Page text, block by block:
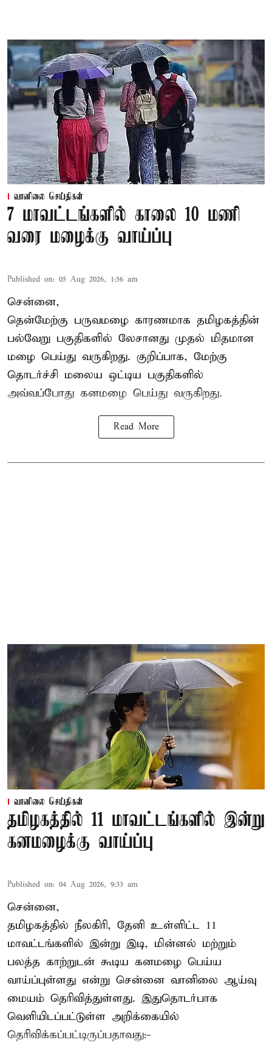
வானிலை செய்திகள்
7 மாவட்டங்களில் காலை 10 மணி
வரை மழைக்கு வாய்ப்பு
Published on: 05 Aug 2026, 1:56 am
சென்னை,
தென்மேற்கு பருவமழை காரணமாக தமிழகத்தின்
பல்வேறு பகுதிகளில் லேசானது முதல் மிதமான
மழை பெய்து வருகிறது. குறிப்பாக, மேற்கு
தொடர்ச்சி மலைய ஒட்டிய பகுதிகளில்
அவ்வப்போது கனமழை பெய்து வருகிறது.
Read More
வானிலை செய்திகள்
தமிழகத்தில் 11 மாவட்டங்களில் இன்று
கனமழைக்கு வாய்ப்பு
Published on: 04 Aug 2026, 9:33 am
சென்னை,
தமிழகத்தில் நீலகிரி, தேனி உள்ளிட்ட 11
மாவட்டங்களில் இன்று இடி, மின்னல் மற்றும்
பலத்த காற்றுடன் கூடிய கனமழை பெய்ய
வாய்ப்புள்ளது என்று சென்னை வானிலை ஆய்வு
மையம் தெரிவித்துள்ளது. இதுதொடர்பாக
வெளியிடப்பட்டுள்ள அறிக்கையில்
தெரிவிக்கப்பட்டிருப்பதாவது:-